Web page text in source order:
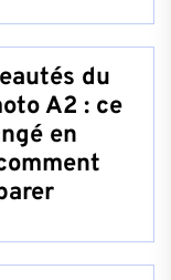
du
A2 : ce
en